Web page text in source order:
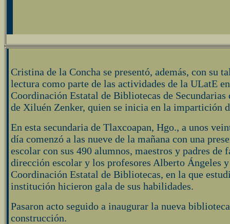
Cristina de la Concha se presentó, además, con su
lectura como parte de las actividades de la ULatE
Coordinación Estatal de Bibliotecas de Secundarias
de Xiluén Zenker, quien se inicia en la impartición
En esta secundaria de Tlaxcoapan, Hgo., a unos
día comenzó a las nueve de la mañana con una
escolar con sus 490 alumnos, maestros y padres
dirección escolar y los profesores Alberto Ángeles
Coordinación Estatal de Bibliotecas, en la que
institución hicieron gala de sus habilidades.
Pasaron acto seguido a inaugurar la nueva
construcción.